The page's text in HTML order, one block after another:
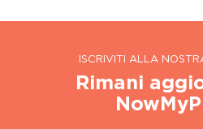
ISCRIVITI ALLA
Rimani